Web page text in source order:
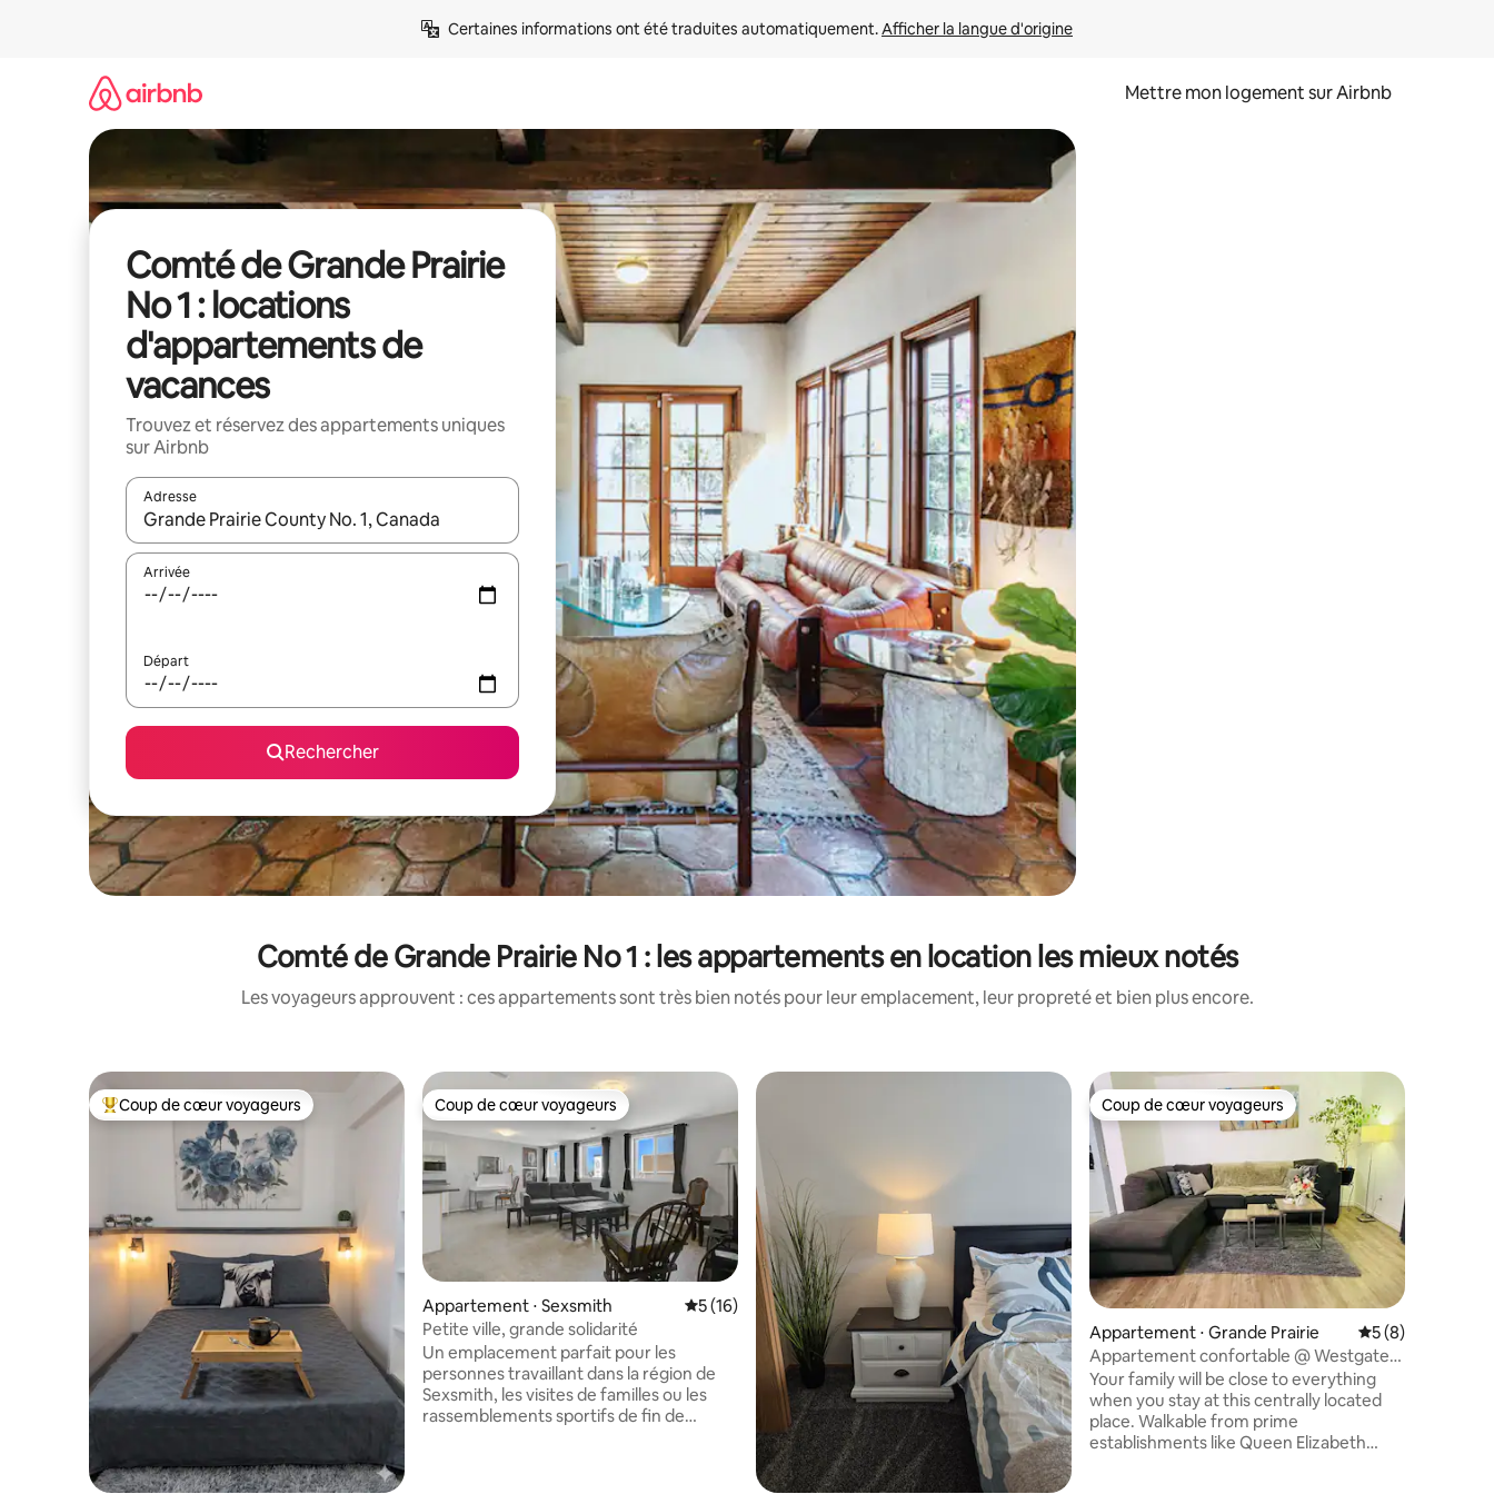
Certaines informations ont été traduites automatiquement. Afficher la langue d'origine
Mettre mon logement sur Airbnb
Comté de Grande Prairie
No 1 : locations
d'appartements de
vacances
Trouvez et réservez des appartements uniques
sur Airbnb
Adresse
Lorsque les résultats s'affichent, utilisez les flèches vers le haut et vers le bas pour les parcourir ou en appuyant et en faisant glisser.
Arrivée
Départ
Rechercher
Comté de Grande Prairie No 1 : les appartements en location les mieux notés
Les voyageurs approuvent : ces appartements sont très bien notés pour leur emplacement, leur propreté et bien plus encore.
Coups de cœur voyageurs les plus appréciés
Coup de cœur voyageurs Coup de cœur voyageurs
Coup de cœur voyageurs
Appartement ⋅ Sexsmith Évaluation moyenne sur la base de 16 commentaires : 5 sur 5
5 (16)
Petite ville, grande solidarité
Un emplacement parfait pour les
personnes travaillant dans la région de
Sexsmith, les visites de familles ou les
rassemblements sportifs de fin de
Coup de cœur voyageurs
Coup de cœur voyageurs
Appartement ⋅ Grande Prairie Évaluation
5 (8)
Appartement confortable @ Westgate
Gp, 1 chambre|1 lit
Your family will be close to everything
when you stay at this centrally located
place. Walkable from prime
establishments like Queen Elizabeth